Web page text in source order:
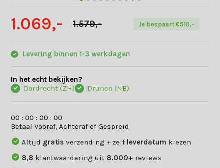
1.069,- 1.579,- Je bespaart €510,-
Levering binnen 1-3 werkdagen
In het echt bekijken?
Dordrecht (ZH)
Drunen (NB)
00 :00 :00 :00
Betaal Vooraf, Achteraf of Gespreid
Altijd gratisverzending + zelf leverdatum kiezen
8,8 klantwaardering uit 8.000+ reviews